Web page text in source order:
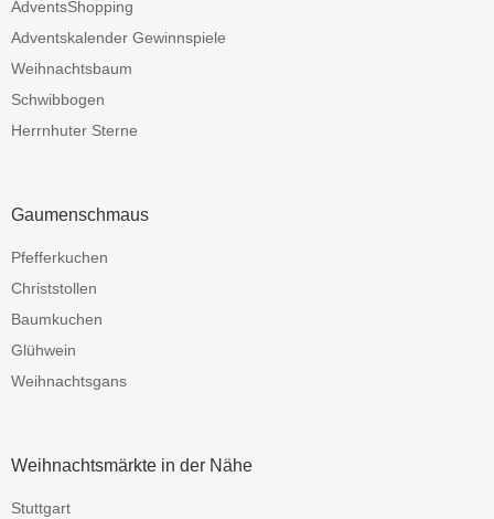
AdventsShopping
Adventskalender Gewinnspiele
Weihnachtsbaum
Schwibbogen
Herrnhuter Sterne
Gaumenschmaus
Pfefferkuchen
Christstollen
Baumkuchen
Glühwein
Weihnachtsgans
Weihnachtsmärkte in der Nähe
Stuttgart